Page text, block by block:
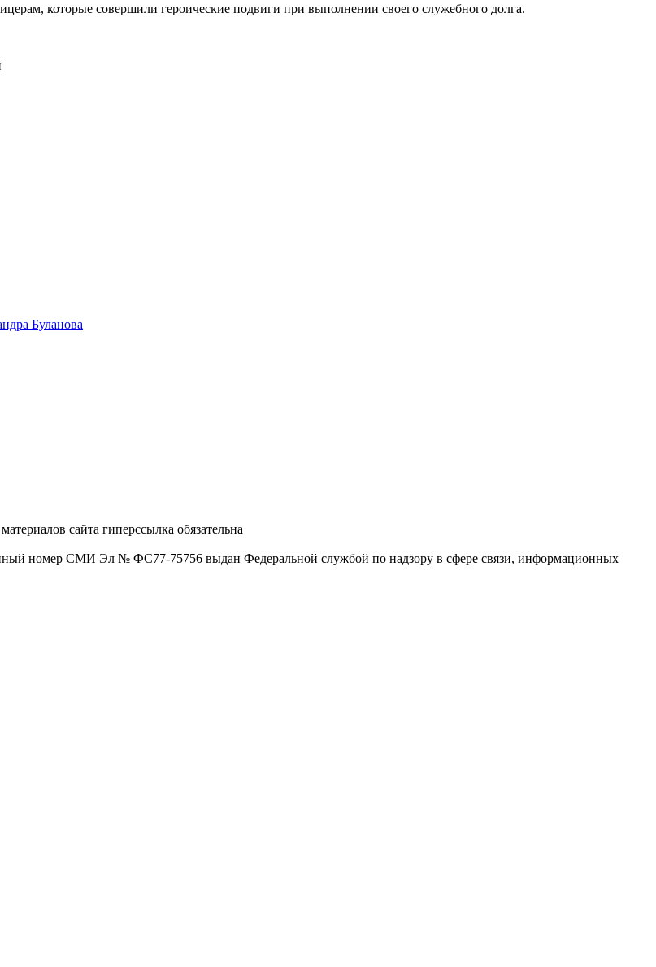
которые совершили героические подвиги при выполнении своего служебного долга.
Буланова
сайта гиперссылка обязательна
номер СМИ Эл № ФС77-75756 выдан Федеральной службой по надзору в сфере связи, информационных